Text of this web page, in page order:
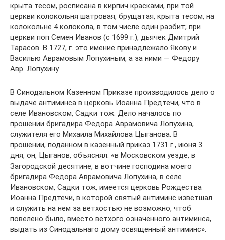
крыта тесом, росписана в кирпич красками, при той
церкви колокольня шатровая, брущатая, крыта тесом, на
колокольне 4 колокола, в том числе один разбит; при
церкви поп Семен Иванов (с 1699 г.), дьячек Дмитрий
Тарасов. В 1727, г. это имение принадлежало Якову и
Василью Аврамовым Лопухиным, а за ними — Федору
Авр. Лопухину.
В Синодальном Казенном Приказе производилось дело о
выдаче антиминса в церковь Иоанна Предтечи, что в
селе Ивановском, Садки тож. Дело началось по
прошении бригадира Федора Аврамовича Лопухина,
служителя его Михаила Михайлова Цыганова. В
прошении, поданном в казенный приказ 1731 г., июня 3
дня, он, Цыганов, объяснял: «в Московском уезде, в
Загородской десятине, в вотчине господина моего
бригадира Федора Аврамовича Лопухина, в селе
Ивановском, Садки тож, имеется церковь Рождества
Иоанна Предтечи, в которой святый антиминс изветшал
и служить на нем за ветхостью не возможно, чтоб
повелено было, вместо ветхого означенного антиминса,
выдать из Синодальнаго дому освященный антиминс».